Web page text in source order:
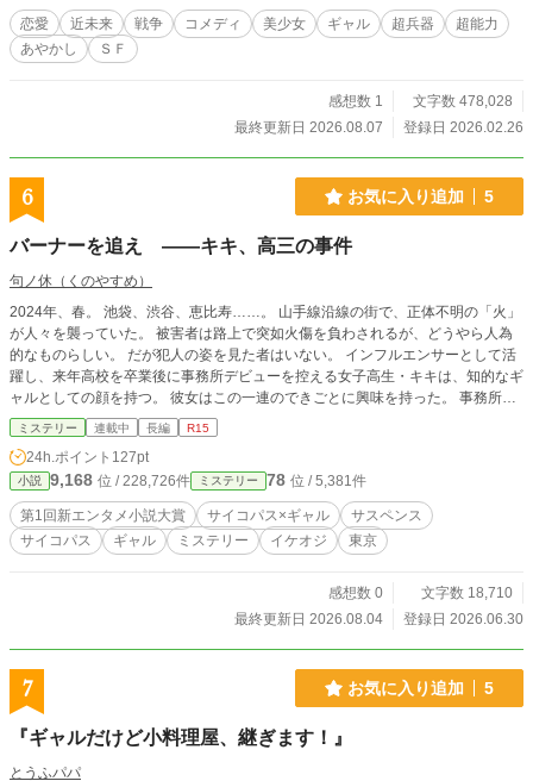
恋愛 近未来 戦争 コメディ 美少女 ギャル 超兵器
超能力
あやかし
ＳＦ
感想数 1
文字数 478,028
最終更新日 2026.08.07
登録日 2026.02.26
6 お気に入り追加 5
バーナーを追え ――キキ、高三の事件
句ノ休（くのやすめ）
2024年、春。 池袋、渋谷、恵比寿……。 山手線沿線の街で、正体不明の「火」
が人々を襲っていた。 被害者は路上で突如火傷を負わされるが、どうやら人為
的なものらしい。 だが犯人の姿を見た者はいない。 インフルエンサーとして活
躍し、来年高校を卒業後に事務所デビューを控える女子高生・キキは、知的なギ
ャルとしての顔を持つ。 彼女はこの一連のできごとに興味を持った。 事務所の
社長はデビュー前にもかかわらず、キキにあれこれ言ってくる。 そのとき社長
の弟が警視庁に勤務していると知って近づき、捜査に協力することになる。 し
かしキキは気づけば巧妙なネットの罠により、自らが標的として晒されてしま
う。 都会の喧騒に紛れる美しき狂気と、加速するデジタル世界の悪意。 「捻じ
くれた正義」を振るう犯人の正体とは。 リアルとネットが交錯するノンストッ
プ都市型サスペンス。 あなたは、この「火」から逃げ切ることができるか。
ミステリー 連載中 長編 R15
24h.ポイント 127pt
小説 9,168 位 / 228,726件 ミステリー 78 位 / 5,381件
第1回新エンタメ小説大賞 サイコパス×ギャル
サスペンス
サイコパス
ギャル ミステリー イケオジ 東京
感想数 0
文字数 18,710
最終更新日 2026.08.04
登録日 2026.06.30
7 お気に入り追加 5
『ギャルだけど小料理屋、継ぎます！』
とうふパパ